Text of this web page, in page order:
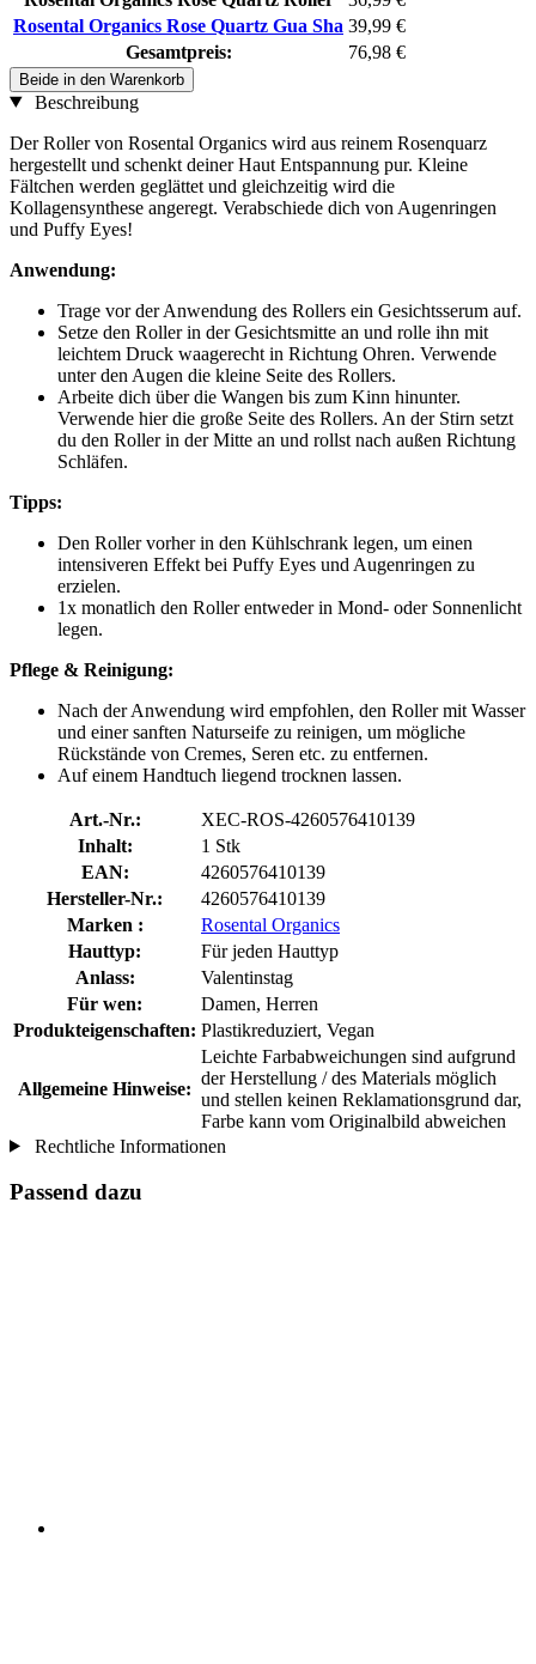
Rosental Organics Rose Quartz Gua Sha 39,99 €
Gesamtpreis:
76,98 €
Beide in den Warenkorb
Beschreibung
Der Roller von Rosental Organics wird aus reinem Rosenquarz
hergestellt und schenkt deiner Haut Entspannung pur. Kleine
Fältchen werden geglättet und gleichzeitig wird die
Kollagensynthese angeregt. Verabschiede dich von Augenringen
und Puffy Eyes!
Anwendung:
Trage vor der Anwendung des Rollers ein Gesichtsserum auf.
Setze den Roller in der Gesichtsmitte an und rolle ihn mit
leichtem Druck waagerecht in Richtung Ohren. Verwende
unter den Augen die kleine Seite des Rollers.
Arbeite dich über die Wangen bis zum Kinn hinunter.
Verwende hier die große Seite des Rollers. An der Stirn setzt
du den Roller in der Mitte an und rollst nach außen Richtung
Schläfen.
Tipps:
Den Roller vorher in den Kühlschrank legen, um einen
intensiveren Effekt bei Puffy Eyes und Augenringen zu
erzielen.
1x monatlich den Roller entweder in Mond- oder Sonnenlicht
legen.
Pflege & Reinigung:
Nach der Anwendung wird empfohlen, den Roller mit Wasser
und einer sanften Naturseife zu reinigen, um mögliche
Rückstände von Cremes, Seren etc. zu entfernen.
Auf einem Handtuch liegend trocknen lassen.
Art.-Nr.:
XEC-ROS-4260576410139
Inhalt:
1 Stk
EAN:
4260576410139
Hersteller-Nr.:
4260576410139
Marken :
Rosental Organics
Hauttyp:
Für jeden Hauttyp
Anlass:
Valentinstag
Für wen:
Damen, Herren
Produkteigenschaften: Plastikreduziert, Vegan
Allgemeine Hinweise:
Leichte Farbabweichungen sind aufgrund
der Herstellung / des Materials möglich
und stellen keinen Reklamationsgrund dar,
Farbe kann vom Originalbild abweichen
Rechtliche Informationen
Passend dazu